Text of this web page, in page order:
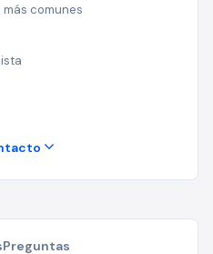
más comunes
Preguntas